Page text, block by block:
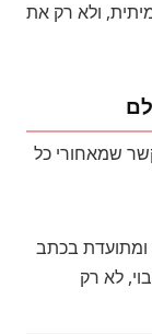
ולא רק את
שמאחורי כל
ומתועדת בכתב
לא רק